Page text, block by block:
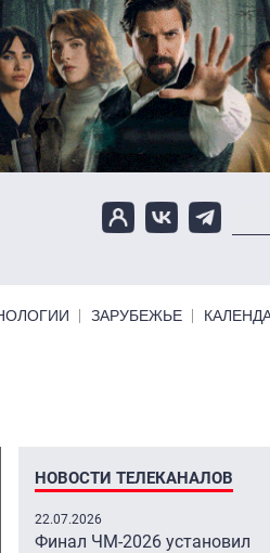
ЗАРУБЕЖЬЕ
Исследование:
переходят к
НОВОСТИ ТЕЛЕКАНАЛОВ
22.07.2026
Финал ЧМ-2026 установил